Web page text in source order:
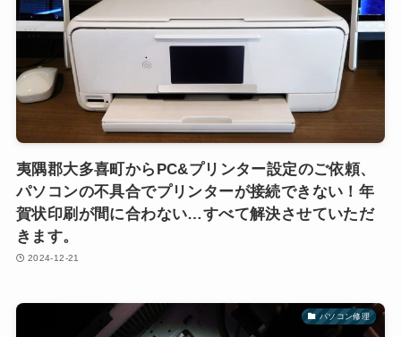
夷隅郡大多喜町からPC&プリンター設定のご依頼、
パソコンの不具合でプリンターが接続できない！年
賀状印刷が間に合わない…すべて解決させていただ
きます。
2024-12-21
パソコン修理